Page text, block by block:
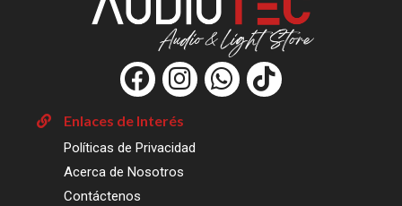
Enlaces de Interés
Políticas de Privacidad
Acerca de Nosotros
Contáctenos
F
a
c
e
b
o
I
n
s
t
a
W
h
T
i